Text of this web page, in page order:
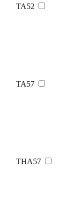
TA52
TA57
THA57